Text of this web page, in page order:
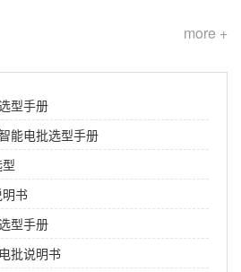
more +
型手册
能电批选型手册
书
型手册
批说明书
的级别之一。那么，坚丰智能电批
究竟设置了哪些防错关卡？...
品质量和生产节奏。然而，面对空
家电厂商仍在承受传统拧紧工具带
纹连接作为最普遍的紧固方式，其
可靠性与安全性。然而，传统拧紧
心矛盾：扭矩控制的离散性、过程
以及质量异常的滞后响应性。...
般多少，水分在哪？避坑参考
机行业报价区间及四类常见报价水
桌面、落地、电动拧紧机”全系列设
帮产线负责人看清配置、算清总